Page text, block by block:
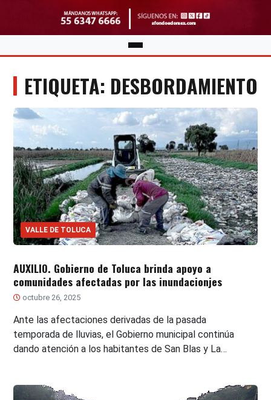
ETIQUETA: DESBORDAMIENTO
VALLE DE TOLUCA
AUXILIO. Gobierno de Toluca brinda apoyo a
comunidades afectadas por las inundacionjes
octubre 26, 2025
Ante las afectaciones derivadas de la pasada
temporada de lluvias, el Gobierno municipal continúa
dando atención a los habitantes de San Blas y La…